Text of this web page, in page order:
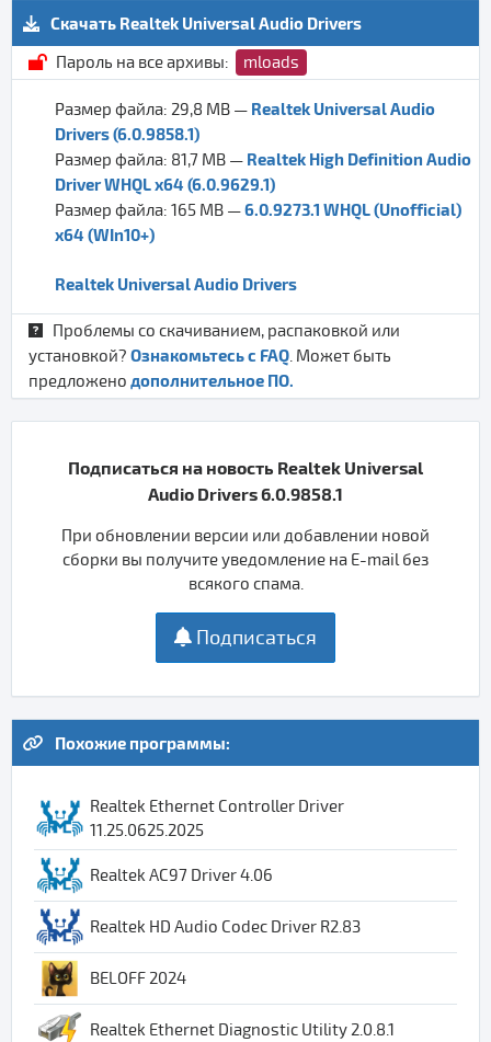
Скачать Realtek Universal Audio Drivers
Пароль на все архивы:
mloads
Размер файла: 29,8 MB — Realtek Universal Audio
Drivers (6.0.9858.1)
Размер файла: 81,7 MB — Realtek High Definition Audio
Driver WHQL x64 (6.0.9629.1)
Размер файла: 165 MB —6.0.9273.1 WHQL (Unofficial)
x64 (WIn10+)
Realtek Universal Audio Drivers
Проблемы со скачиванием, распаковкой или
установкой? Ознакомьтесь с FAQ. Может быть
предложено дополнительное ПО.
Подписаться на новость Realtek Universal
Audio Drivers 6.0.9858.1
При обновлении версии или добавлении новой
сборки вы получите уведомление на E-mail без
всякого спама.
Подписаться
Похожие программы:
Realtek Ethernet Controller Driver
11.25.0625.2025
Realtek AC97 Driver 4.06
Realtek HD Audio Codec Driver R2.83
BELOFF 2024
Realtek Ethernet Diagnostic Utility 2.0.8.1